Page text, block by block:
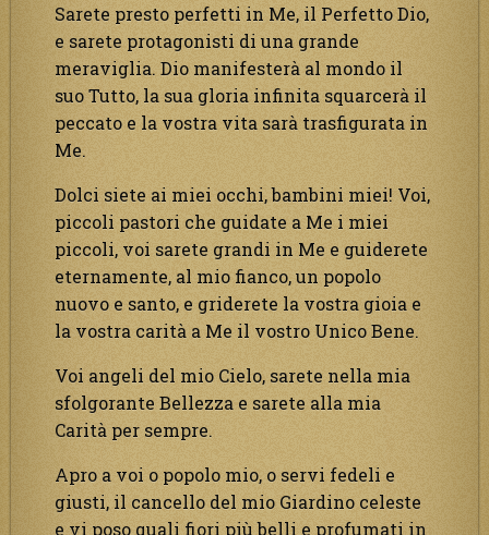
Sarete presto perfetti in Me, il Perfetto Dio,
e sarete protagonisti di una grande
meraviglia. Dio manifesterà al mondo il
suo Tutto, la sua gloria infinita squarcerà il
peccato e la vostra vita sarà trasfigurata in
Me.
Dolci siete ai miei occhi, bambini miei! Voi,
piccoli pastori che guidate a Me i miei
piccoli, voi sarete grandi in Me e guiderete
eternamente, al mio fianco, un popolo
nuovo e santo, e griderete la vostra gioia e
la vostra carità a Me il vostro Unico Bene.
Voi angeli del mio Cielo, sarete nella mia
sfolgorante Bellezza e sarete alla mia
Carità per sempre.
Apro a voi o popolo mio, o servi fedeli e
giusti, il cancello del mio Giardino celeste
e vi poso quali fiori più belli e profumati in